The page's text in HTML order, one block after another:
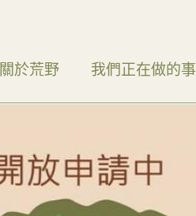
關於荒野 我們正在做的事